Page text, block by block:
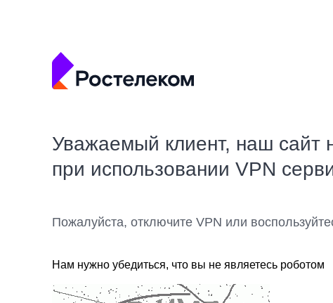
Уважаемый клиент, наш сайт
при использовании VPN
Пожалуйста, отключите VPN или
Нам нужно убедиться, что вы не являетесь роботом